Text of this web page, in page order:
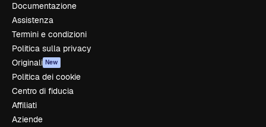
Documentazione
Assistenza
Termini e condizioni
Politica sulla privacy
Originali New
Politica dei cookie
Centro di fiducia
Affiliati
Aziende